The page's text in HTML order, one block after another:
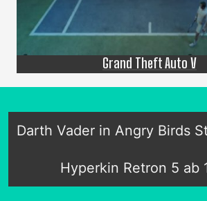
Grand Theft Auto V
Darth Vader in Angry Birds
Hyperkin Retron 5 ab